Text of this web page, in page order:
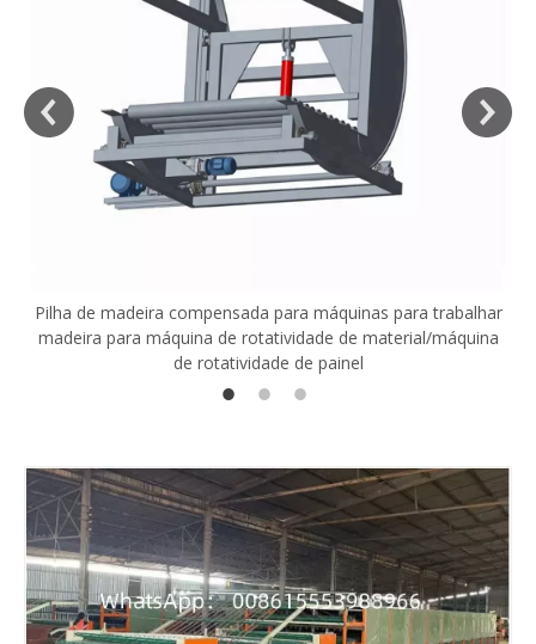
Pilha de madeira compensada para máquinas para trabalhar
madeira para máquina de rotatividade de material/máquina
de rotatividade de painel